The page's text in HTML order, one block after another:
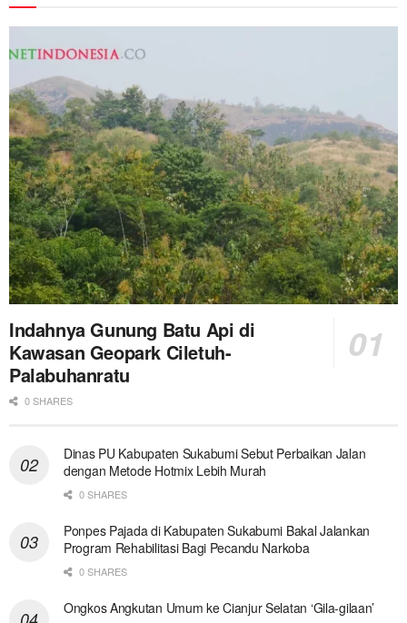
Indahnya Gunung Batu Api di
Kawasan Geopark Ciletuh-
Palabuhanratu
0 SHARES
Dinas PU Kabupaten Sukabumi Sebut Perbaikan Jalan
dengan Metode Hotmix Lebih Murah
0 SHARES
Ponpes Pajada di Kabupaten Sukabumi Bakal Jalankan
Program Rehabilitasi Bagi Pecandu Narkoba
0 SHARES
Ongkos Angkutan Umum ke Cianjur Selatan ‘Gila-gilaan’